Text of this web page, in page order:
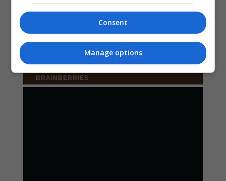
Consent
Manage options